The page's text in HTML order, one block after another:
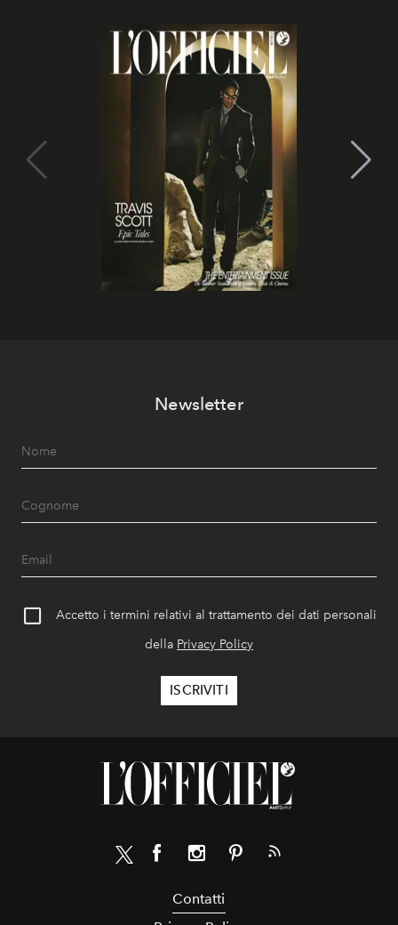
Newsletter
Accetto i termini relativi al trattamento dei dati personali
della Privacy Policy
Contatti